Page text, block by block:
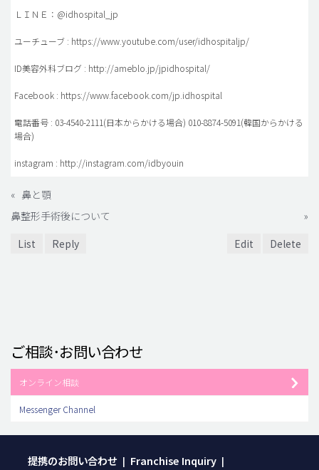
ＬＩＮＥ：@idhospital_jp
ユーチューブ : https://www.youtube.com/user/idhospitaljp/
ID美容外科ブログ : http://ameblo.jp/jpidhospital/
Facebook : https://www.facebook.com/jp.idhospital
電話番号 : 03-4540-2111(日本からかける場合) 010-8874-5091(韓国からかける
場合)
instagram : http://instagram.com/idbyouin
« 鼻と顎
鼻整形手術後について
»
List
Reply Edit Delete
ご相談･お問い合わせ
オンライン相談
Messenger Channel
提携のお問い合わせ | Franchise Inquiry |